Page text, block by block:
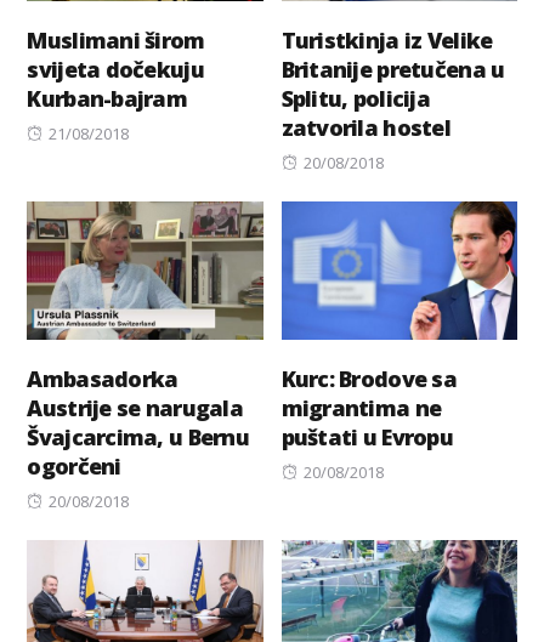
Muslimani širom
svijeta dočekuju
Kurban-bajram
Posted
21/08/2018
Turistkinja iz Velike
Britanije pretučena u
Splitu, policija
zatvorila hostel
Posted
20/08/2018
Ambasadorka
Austrije se narugala
Švajcarcima, u Bernu
ogorčeni
Posted
20/08/2018
Kurc: Brodove sa
migrantima ne
puštati u Evropu
Posted
20/08/2018